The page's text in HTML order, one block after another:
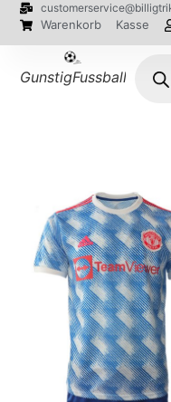
Warenkorb Kasse
GunstigFussballTrikot